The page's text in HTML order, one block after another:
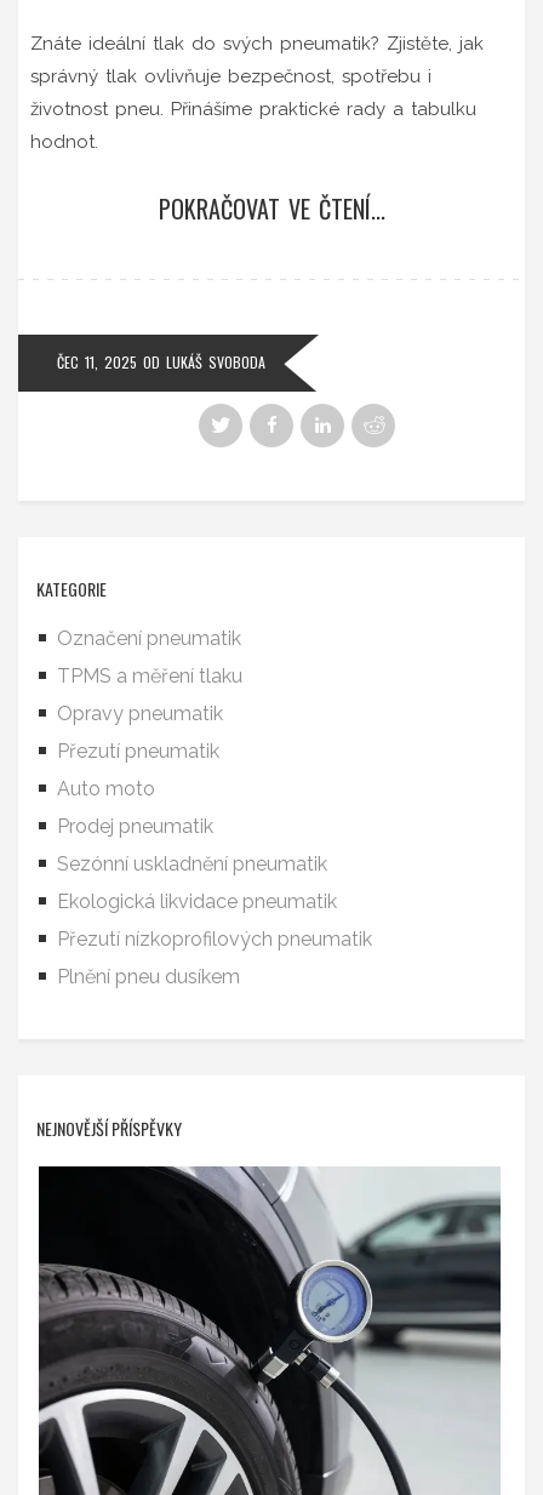
Znáte ideální tlak do svých pneumatik? Zjistěte, jak
správný tlak ovlivňuje bezpečnost, spotřebu i
životnost pneu. Přinášíme praktické rady a tabulku
hodnot.
POKRAČOVAT VE ČTENÍ...
ČEC 11, 2025 OD LUKÁŠ SVOBODA
KATEGORIE
Označení pneumatik
TPMS a měření tlaku
Opravy pneumatik
Přezutí pneumatik
Auto moto
Prodej pneumatik
Sezónní uskladnění pneumatik
Ekologická likvidace pneumatik
Přezutí nízkoprofilových pneumatik
Plnění pneu dusíkem
NEJNOVĚJŠÍ PŘÍSPĚVKY